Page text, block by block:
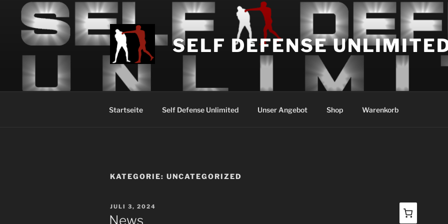
springen
SELF DEFENSE
Startseite Self Defense Unlimited Unser Angebot Shop Warenkorb
KATEGORIE: UNCATEGORIZED
VERÖFFENTLICHT
AM
JULI 3, 2024
News